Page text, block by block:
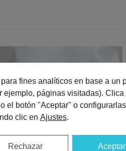
fines analíticos en base a un
ejemplo, páginas visitadas). Clica
el botón "Aceptar" o
clic en Ajustes.
Aceptar
Rechazar